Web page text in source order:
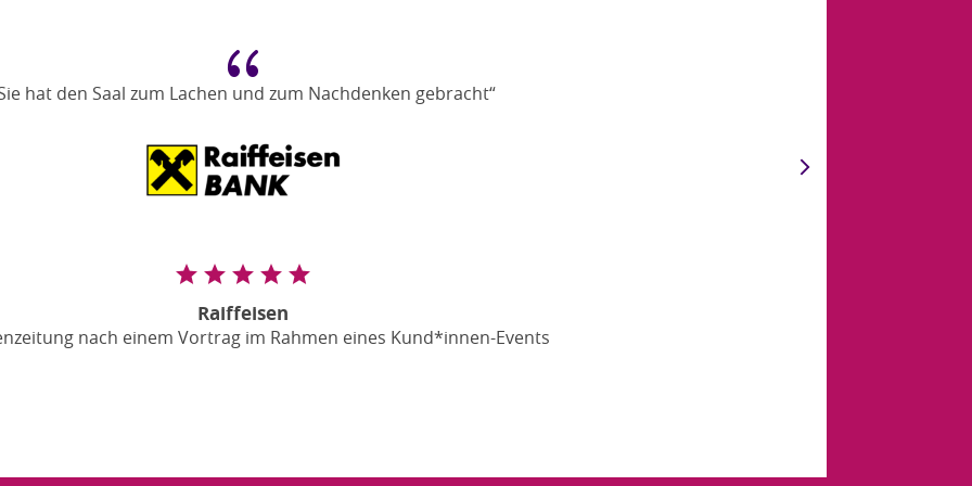
{
hat den Saal zum Lachen und zum Nachdenken gebracht“
Raiffeisen
nach einem Vortrag im Rahmen eines Kund*innen-Events